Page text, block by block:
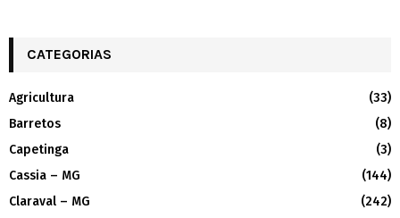
CATEGORIAS
Agricultura
(33)
Barretos
(8)
Capetinga
(3)
Cassia – MG
(144)
Claraval – MG
(242)